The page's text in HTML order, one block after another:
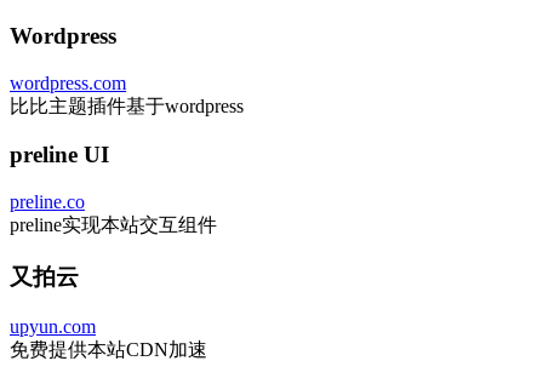
Wordpress
wordpress.com
比比主题插件基于wordpress
preline UI
preline.co
preline实现本站交互组件
又拍云
upyun.com
免费提供本站CDN加速